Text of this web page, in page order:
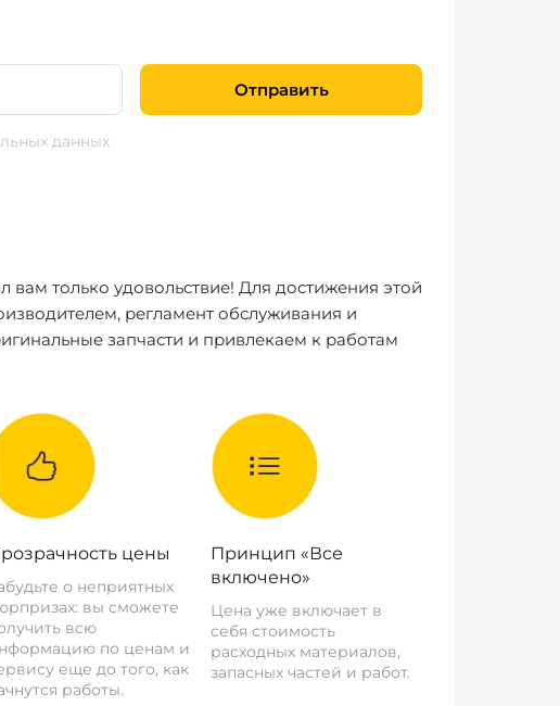
Отправить
данных
только удовольствие! Для достижения этой
регламент обслуживания и
запчасти и привлекаем к работам
цены
о неприятных
вы сможете
всю
по ценам и
еще до того, как
работы.
Принцип «Все
включено»
Цена уже включает в
себя стоимость
расходных материалов,
запасных частей и работ.